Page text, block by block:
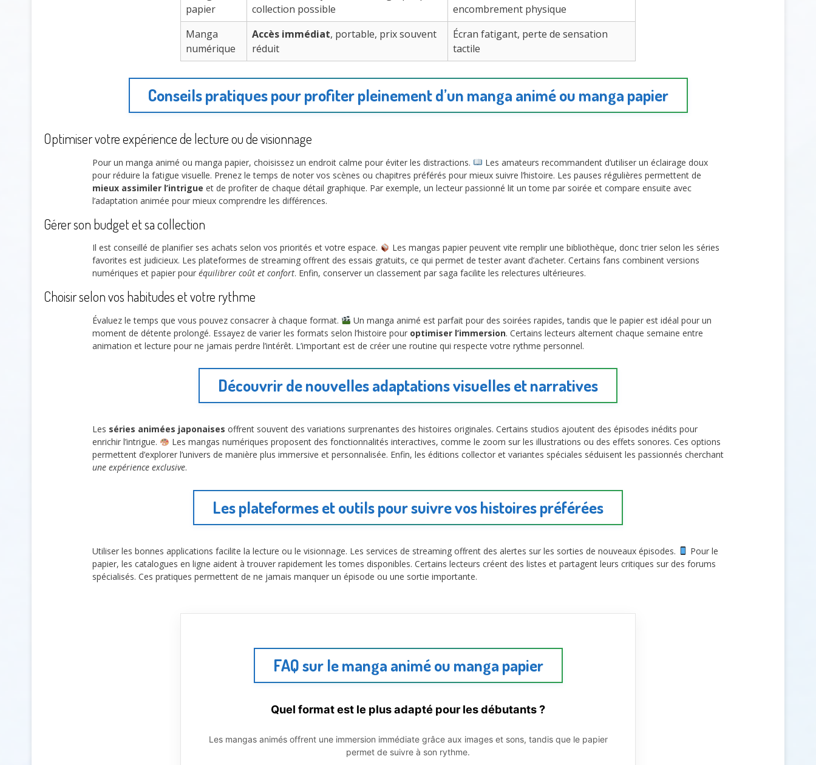
papier
collection possible
encombrement physique
Manga
numérique
Accès immédiat, portable, prix souvent
réduit
Écran fatigant, perte de sensation
tactile
Conseils pratiques pour profiter pleinement d’un manga animé ou manga papier
Optimiser votre expérience de lecture ou de visionnage
Pour un manga animé ou manga papier, choisissez un endroit calme pour éviter les distractions.
Les amateurs recommandent d’utiliser un éclairage doux
pour réduire la fatigue visuelle. Prenez le temps de noter vos scènes ou chapitres préférés pour mieux suivre l’histoire. Les pauses régulières permettent de
mieux assimiler l’intrigue et de profiter de chaque détail graphique. Par exemple, un lecteur passionné lit un tome par soirée et compare ensuite avec
l’adaptation animée pour mieux comprendre les différences.
Gérer son budget et sa collection
Il est conseillé de planifier ses achats selon vos priorités et votre espace.
Les mangas papier peuvent vite remplir une bibliothèque, donc trier selon les séries
favorites est judicieux. Les plateformes de streaming offrent des essais gratuits, ce qui permet de tester avant d’acheter. Certains fans combinent versions
numériques et papier pour équilibrer coût et confort. Enfin, conserver un classement par saga facilite les relectures ultérieures.
Choisir selon vos habitudes et votre rythme
Évaluez le temps que vous pouvez consacrer à chaque format.
Un manga animé est parfait pour des soirées rapides, tandis que le papier est idéal pour un
moment de détente prolongé. Essayez de varier les formats selon l’histoire pour optimiser l’immersion. Certains lecteurs alternent chaque semaine entre
animation et lecture pour ne jamais perdre l’intérêt. L’important est de créer une routine qui respecte votre rythme personnel.
Découvrir de nouvelles adaptations visuelles et narratives
Les séries animées japonaises offrent souvent des variations surprenantes des histoires originales. Certains studios ajoutent des épisodes inédits pour
enrichir l’intrigue.
Les mangas numériques proposent des fonctionnalités interactives, comme le zoom sur les illustrations ou des effets sonores. Ces options
permettent d’explorer l’univers de manière plus immersive et personnalisée. Enfin, les éditions collector et variantes spéciales séduisent les passionnés cherchant
une expérience exclusive.
Les plateformes et outils pour suivre vos histoires préférées
Utiliser les bonnes applications facilite la lecture ou le visionnage. Les services de streaming offrent des alertes sur les sorties de nouveaux épisodes.
Pour le
papier, les catalogues en ligne aident à trouver rapidement les tomes disponibles. Certains lecteurs créent des listes et partagent leurs critiques sur des forums
spécialisés. Ces pratiques permettent de ne jamais manquer un épisode ou une sortie importante.
FAQ sur le manga animé ou manga papier
Quel format est le plus adapté pour les débutants ?
Les mangas animés offrent une immersion immédiate grâce aux images et sons, tandis que le papier
permet de suivre à son rythme.